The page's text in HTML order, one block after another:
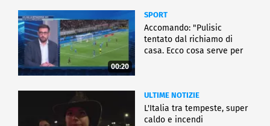
00:20
SPORT
Accomando: "Pulisic
tentato dal richiamo di
casa. Ecco cosa serve per
ULTIME NOTIZIE
L'Italia tra tempeste, super
caldo e incendi